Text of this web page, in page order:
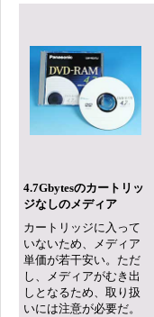
4.7Gbytesのカートリッ
ジなしのメディア
カートリッジに入って
いないため、メディア
単価が若干安い。ただ
し、メディアがむき出
しとなるため、取り扱
いには注意が必要だ。